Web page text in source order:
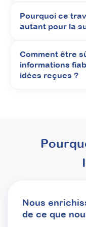
pour
recherchent
précisément
du diagnostic.
Durée
Pourquoi ce
autant pour la
Comment être
informations
idées reçues ?
Nous
de ce que